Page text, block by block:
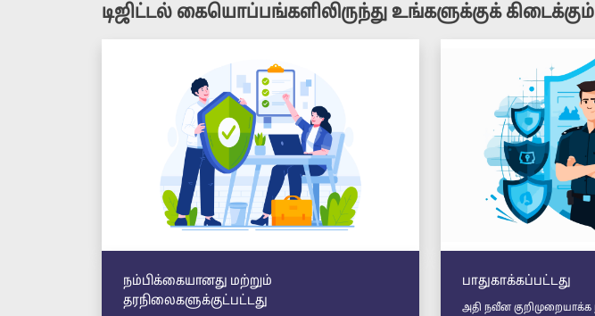
டிஜிட்டல் கையொப்பங்களிலிருந்து உங்களுக்குக்
நம்பிக்கையானது மற்றும்
தரநிலைகளுக்குட்பட்டது
பாதுகாக்கப்பட்டது
அதி நவீன குறிமுறையாக்க